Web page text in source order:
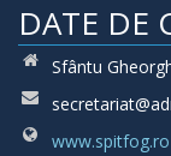
DATE DE
Sfântu
www.spitfog.ro